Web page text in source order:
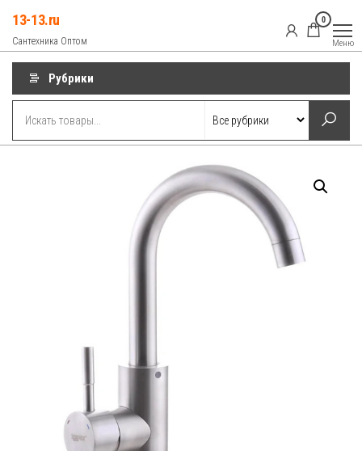
содержимому
13-13.ru
Сантехника Оптом
0
Меню
Рубрики